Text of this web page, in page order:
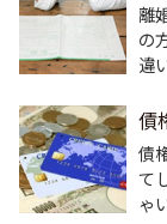
離
の
違
債
債
て
ゃ